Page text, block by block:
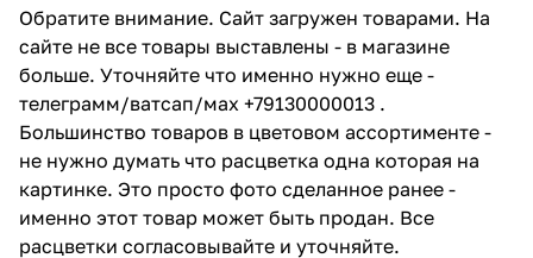
Обратите внимание. Сайт загружен товарами. На
сайте не все товары выставлены - в магазине
больше. Уточняйте что именно нужно еще -
телеграмм/ватсап/мах +79130000013 .
Большинство товаров в цветовом ассортименте -
не нужно думать что расцветка одна которая на
картинке. Это просто фото сделанное ранее -
именно этот товар может быть продан. Все
расцветки согласовывайте и уточняйте.